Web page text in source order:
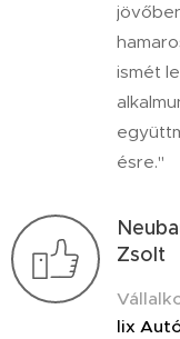
ismét
ésre."
Zsolt
lix